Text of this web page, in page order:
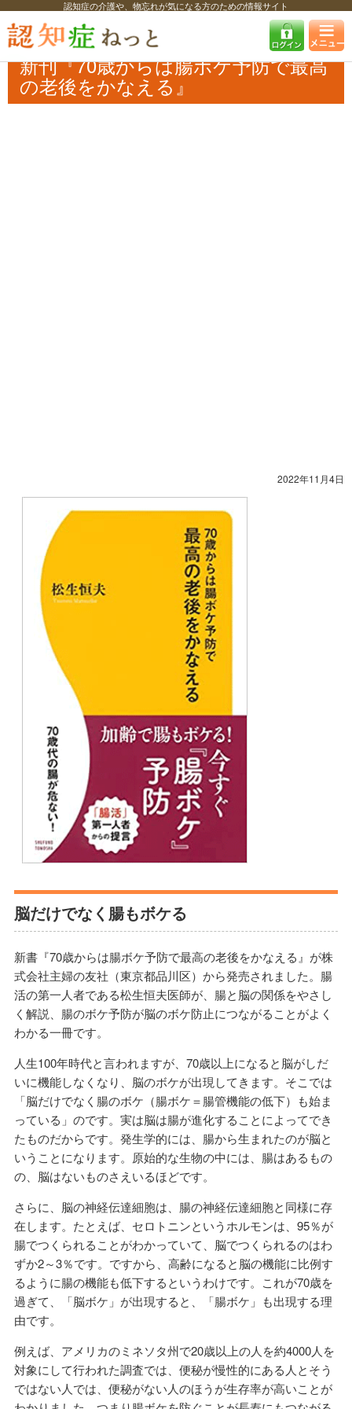
認知症の介護や、物忘れが気になる方のための情報サイト
認知症ねっと 認知症最新ニュース 書籍・TV
新刊『70歳からは腸ボケ
予防で最高の老後をかなえる』
新刊『70歳からは腸ボケ予防で最高
の老後をかなえる』
2022年11月4日
脳だけでなく腸もボケる
新書『70歳からは腸ボケ予防で最高の老後をかなえる』が株
式会社主婦の友社（東京都品川区）から発売されました。腸
活の第一人者である松生恒夫医師が、腸と脳の関係をやさし
く解説、腸のボケ予防が脳のボケ防止につながることがよく
わかる一冊です。
人生100年時代と言われますが、70歳以上になると脳がしだ
いに機能しなくなり、脳のボケが出現してきます。そこでは
「脳だけでなく腸のボケ（腸ボケ＝腸管機能の低下）も始ま
っている」のです。実は脳は腸が進化することによってでき
たものだからです。発生学的には、腸から生まれたのが脳と
いうことになります。原始的な生物の中には、腸はあるもの
の、脳はないものさえいるほどです。
さらに、脳の神経伝達細胞は、腸の神経伝達細胞と同様に存
在します。たとえば、セロトニンというホルモンは、95％が
腸でつくられることがわかっていて、脳でつくられるのはわ
ずか2～3％です。ですから、高齢になると脳の機能に比例す
るように腸の機能も低下するというわけです。これが70歳を
過ぎて、「脳ボケ」が出現すると、「腸ボケ」も出現する理
由です。
例えば、アメリカのミネソタ州で20歳以上の人を約4000人を
対象にして行われた調査では、便秘が慢性的にある人とそう
ではない人では、便秘がない人のほうが生存率が高いことが